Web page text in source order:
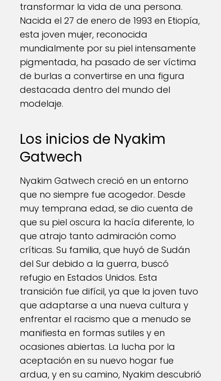
transformar la vida de una persona.
Nacida el 27 de enero de 1993 en Etiopía,
esta joven mujer, reconocida
mundialmente por su piel intensamente
pigmentada, ha pasado de ser víctima
de burlas a convertirse en una figura
destacada dentro del mundo del
modelaje.
Los inicios de Nyakim
Gatwech
Nyakim Gatwech creció en un entorno
que no siempre fue acogedor. Desde
muy temprana edad, se dio cuenta de
que su piel oscura la hacía diferente, lo
que atrajo tanto admiración como
críticas. Su familia, que huyó de Sudán
del Sur debido a la guerra, buscó
refugio en Estados Unidos. Esta
transición fue difícil, ya que la joven tuvo
que adaptarse a una nueva cultura y
enfrentar el racismo que a menudo se
manifiesta en formas sutiles y en
ocasiones abiertas. La lucha por la
aceptación en su nuevo hogar fue
ardua, y en su camino, Nyakim descubrió